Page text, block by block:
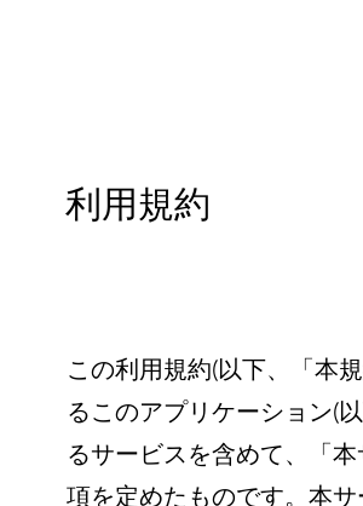
利用規約
この利用規約(以下、「本
るこのアプリケーション(
るサービスを含めて、「
項を定めたものです。本